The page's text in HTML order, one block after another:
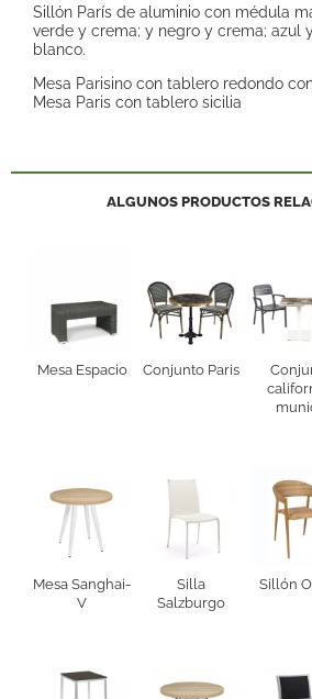
Sillón París de aluminio con médula
verde y crema; y negro y crema; azul
blanco.
Mesa Parisino con tablero redondo
Mesa Paris con tablero sicilia
ALGUNOS PRODUCTOS
Mesa Espacio Conjunto Paris
Mesa Sanghai-
V
Silla
Salzburgo
Sillón